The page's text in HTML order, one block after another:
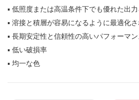
▪ 低照度または高温条件下でも優れた出
▪ 溶接と積層が容易になるように最適化
▪ 長期安定性と信頼性の高いパフォーマン
▪ 低い破損率
▪ 均一な色